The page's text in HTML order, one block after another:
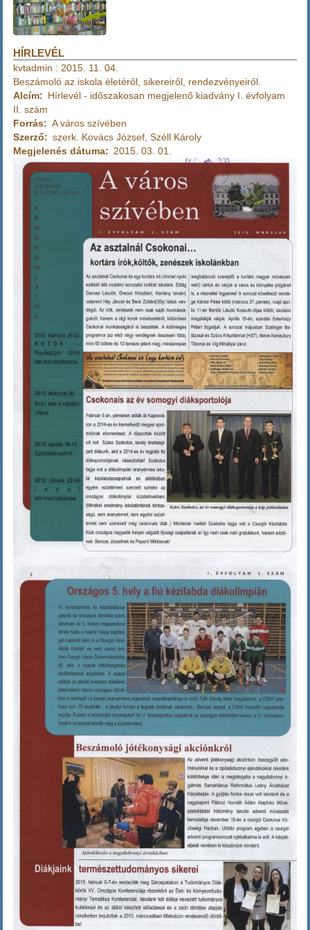
HÍRLEVÉL
kvtadmin : 2015. 11. 04.
Beszámoló az iskola életéről, sikereiről, rendezvényeiről.
Alcím
Hírlevél - időszakosan megjelenő kiadvány I. évfolyam
II. szám
Forrás
A város szívében
Szerző
szerk. Kovács József, Széll Károly
Megjelenés dátuma
2015. 03. 01.